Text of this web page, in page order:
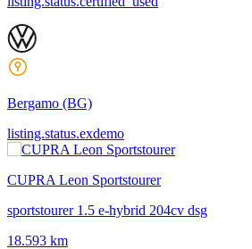
Bergamo (BG)
listing.status.exdemo
CUPRA Leon Sportstourer
sportstourer 1.5 e-hybrid 204cv dsg
18.593 km